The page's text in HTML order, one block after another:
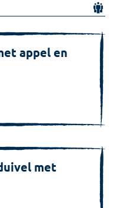
appel en
met